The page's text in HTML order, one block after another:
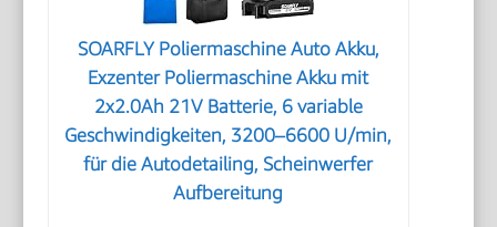
SOARFLY Poliermaschine Auto Akku,
Exzenter Poliermaschine Akku mit
2x2.0Ah 21V Batterie, 6 variable
Geschwindigkeiten, 3200–6600 U/min,
für die Autodetailing, Scheinwerfer
Aufbereitung